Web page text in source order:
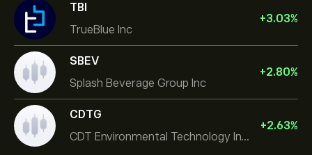
TBI
TrueBlue Inc
+3.03%
SBEV
Splash Beverage Group Inc
+2.80%
CDTG
CDT Environmental Technology Investment Holdings L
+2.63%